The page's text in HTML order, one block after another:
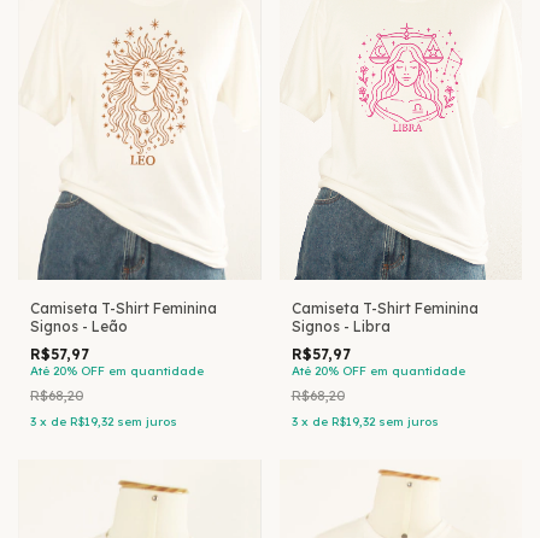
Camiseta T-Shirt Feminina
Signos - Leão
R$57,97
Até 20% OFF em quantidade
R$68,20
3 x de R$19,32 sem juros
Camiseta T-Shirt Feminina
Signos - Libra
R$57,97
Até 20% OFF em quantidade
R$68,20
3 x de R$19,32 sem juros